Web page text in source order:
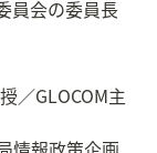
員会の委員長
／GLOCOM主